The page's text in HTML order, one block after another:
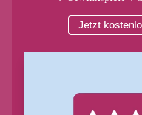
Jetzt